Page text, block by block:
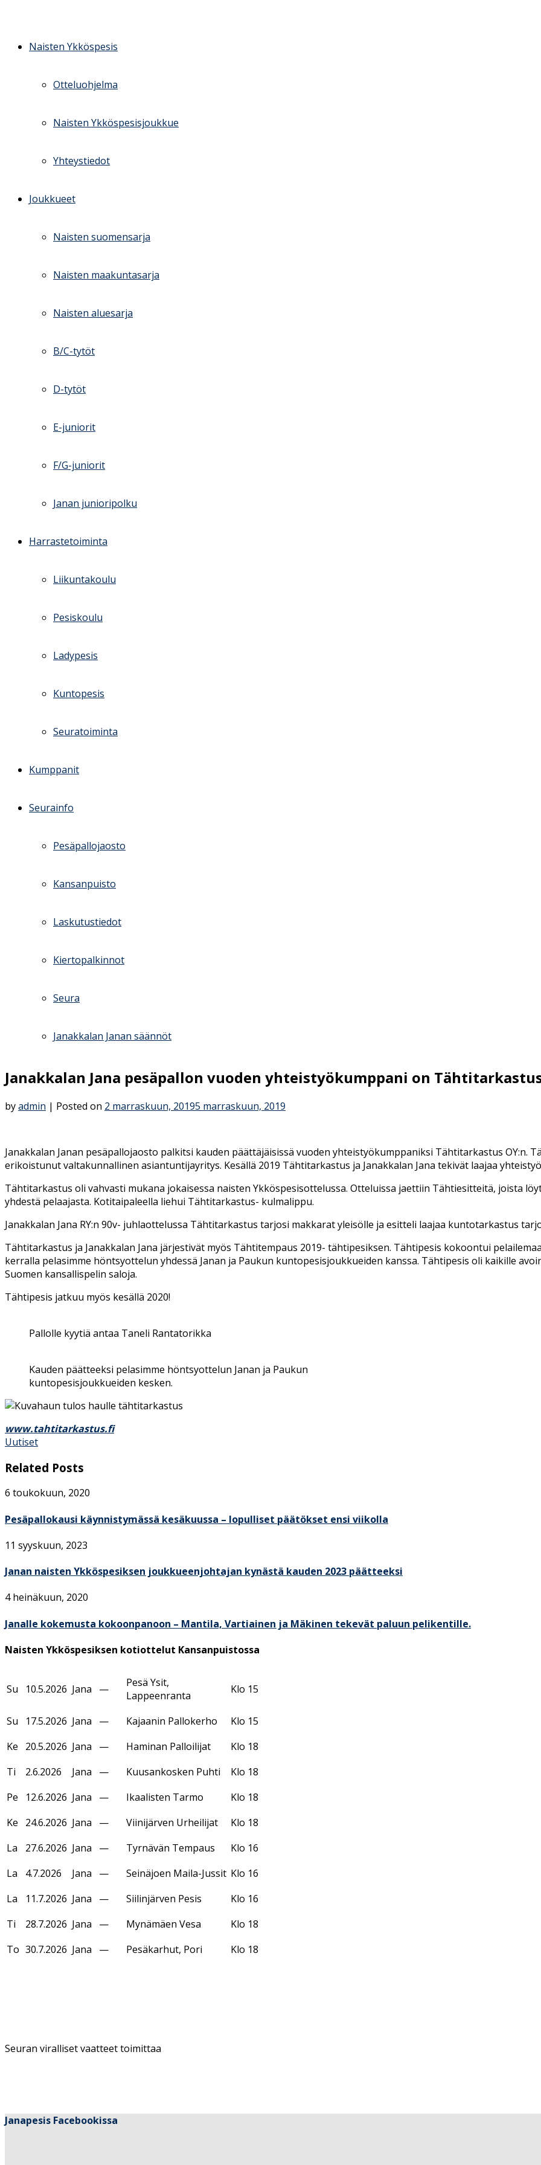
Naisten Ykköspesis
Otteluohjelma
Naisten Ykköspesisjoukkue
Yhteystiedot
Joukkueet
Naisten suomensarja
Naisten maakuntasarja
Naisten aluesarja
B/C-tytöt
D-tytöt
E-juniorit
F/G-juniorit
Janan junioripolku
Harrastetoiminta
Liikuntakoulu
Pesiskoulu
Ladypesis
Kuntopesis
Seuratoiminta
Kumppanit
Seurainfo
Pesäpallojaosto
Kansanpuisto
Laskutustiedot
Kiertopalkinnot
Seura
Janakkalan Janan säännöt
Janakkalan Jana pesäpallon vuoden yhteistyökumppani on
byadmin | Posted on 2 marraskuun, 20195 marraskuun, 2019
Janakkalan Janan pesäpallojaosto palkitsi kauden päättäjäisissä vuoden yhteistyökumppaniksi Tähtitarkastus
erikoistunut valtakunnallinen asiantuntijayritys. Kesällä 2019 Tähtitarkastus ja Janakkalan Jana tekivät laajaa
Tähtitarkastus oli vahvasti mukana jokaisessa naisten Ykköspesisottelussa. Otteluissa jaettiin Tähtiesitteitä, joista
yhdestä pelaajasta. Kotitaipaleella liehui Tähtitarkastus- kulmalippu.
Janakkalan Jana RY:n 90v- juhlaottelussa Tähtitarkastus tarjosi makkarat yleisölle ja esitteli laajaa kuntotarkastus
Tähtitarkastus ja Janakkalan Jana järjestivät myös Tähtitempaus 2019- tähtipesiksen. Tähtipesis kokoontui
kerralla pelasimme höntsyottelun yhdessä Janan ja Paukun kuntopesisjoukkueiden kanssa. Tähtipesis oli kaikille
Suomen kansallispelin saloja.
Tähtipesis jatkuu myös kesällä 2020!
Pallolle kyytiä antaa Taneli Rantatorikka
Kauden päätteeksi pelasimme höntsyottelun Janan ja Paukun
kuntopesisjoukkueiden kesken.
www.tahtitarkastus.fi
Uutiset
Related Posts
6 toukokuun, 2020
Pesäpallokausi käynnistymässä kesäkuussa – lopulliset päätökset ensi viikolla
11 syyskuun, 2023
Janan naisten Ykköspesiksen joukkueenjohtajan kynästä kauden 2023 päätteeksi
4 heinäkuun, 2020
Janalle kokemusta kokoonpanoon – Mantila, Vartiainen ja Mäkinen tekevät paluun pelikentille.
Naisten Ykköspesiksen kotiottelut Kansanpuistossa
Su 10.5.2026 Jana —
Pesä Ysit,
Lappeenranta
Klo 15
Su 17.5.2026 Jana — Kajaanin Pallokerho
Klo 15
Ke
20.5.2026 Jana — Haminan Palloilijat
Klo 18
Ti
2.6.2026 Jana — Kuusankosken Puhti
Klo 18
Pe
12.6.2026 Jana — Ikaalisten Tarmo
Klo 18
Ke
24.6.2026 Jana — Viinijärven Urheilijat
Klo 18
La
27.6.2026 Jana — Tyrnävän Tempaus
Klo 16
La
4.7.2026 Jana — Seinäjoen Maila-Jussit Klo 16
La
11.7.2026 Jana — Siilinjärven Pesis
Klo 16
Ti
28.7.2026 Jana — Mynämäen Vesa
Klo 18
To 30.7.2026 Jana — Pesäkarhut, Pori Klo 18
Seuran viralliset vaatteet toimittaa
Janapesis Facebookissa